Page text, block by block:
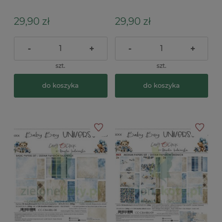
29,90 zł
- +
szt.
do koszyka
29,90 zł
- +
szt.
do koszyka